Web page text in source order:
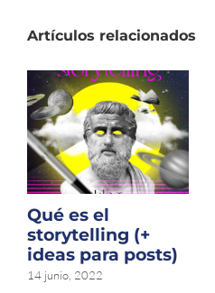
Artículos relacionados
Qué es el
storytelling (+
ideas para posts)
14 junio, 2022